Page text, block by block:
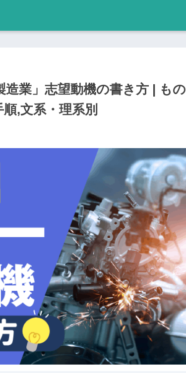
造業」志望動機の書き方 | もの
,文系・理系別